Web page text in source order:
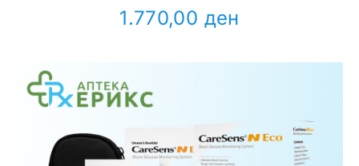
Здравствени проблеми
Интимно здравје
1.770,00 ден